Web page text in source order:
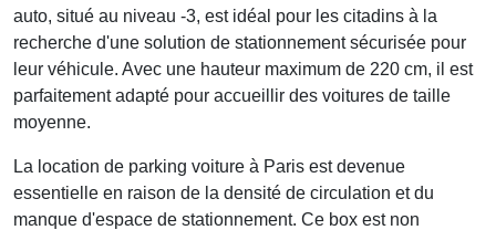
auto, situé au niveau -3, est idéal pour les citadins à la
recherche d'une solution de stationnement sécurisée pour
leur véhicule. Avec une hauteur maximum de 220 cm, il est
parfaitement adapté pour accueillir des voitures de taille
moyenne.
La location de parking voiture à Paris est devenue
essentielle en raison de la densité de circulation et du
manque d'espace de stationnement. Ce box est non